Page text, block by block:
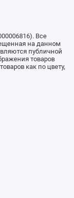
Все
на данном
публичной
товаров
как по цвету,